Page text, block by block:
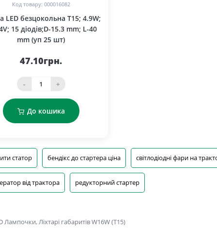
Код товару: 000016082
LED безцокольна T15; 4.9W;
15 діодів;D-15.3 mm; L-40
mm (уп 25 шт)
47.10грн.
- +
До кошика
статор бендікс до стартера ціна світлодіодні фари на
від трактора редукторний стартер